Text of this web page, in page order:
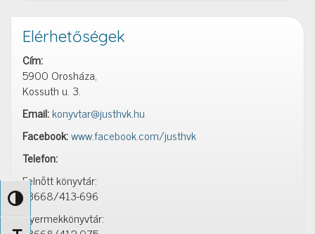
Nagy kontraszt váltása
könyvbemutató
Elérhetőségek
Cím:
5900 Orosháza,
Kossuth u. 3.
Email:konyvtar@justhvk.hu
Facebook:www.facebook.com/justhvk
Telefon:
Felnőtt könyvtár:
+3668/413-696
Gyermekkönyvtár: